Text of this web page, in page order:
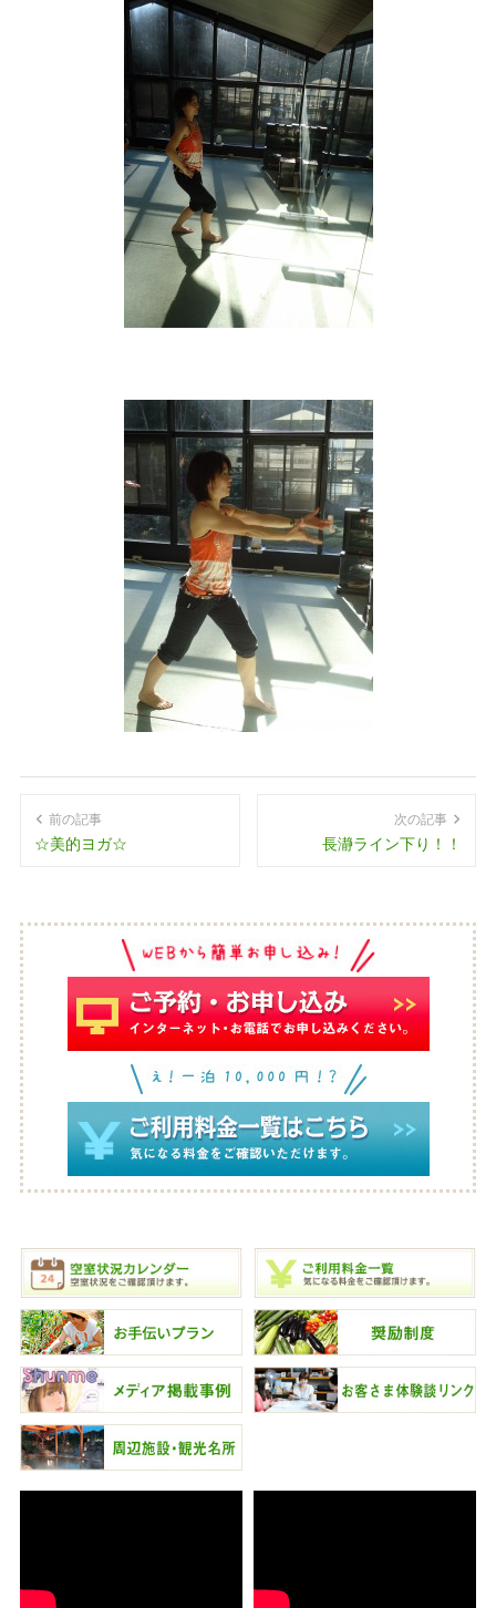
前の記事
☆美的ヨガ☆
次の記事
長瀞ライン下り！！